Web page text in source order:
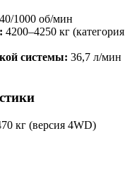
1000 об/мин
4200–4250 кг (категория
системы: 36,7 л/мин
кг (версия 4WD)